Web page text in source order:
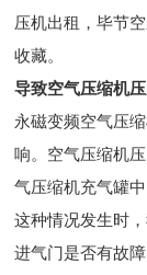
压机出租，毕节
收藏。
导致空气压缩机
永磁变频空气压
响。空气压缩机
气压缩机充气罐
这种情况发生时
进气门是否有故